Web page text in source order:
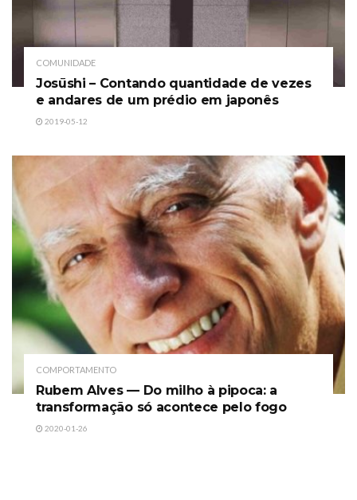
COMUNIDADE
Josūshi – Contando quantidade de vezes
e andares de um prédio em japonês
2019-05-12
COMPORTAMENTO
Rubem Alves — Do milho à pipoca: a
transformação só acontece pelo fogo
2020-01-26